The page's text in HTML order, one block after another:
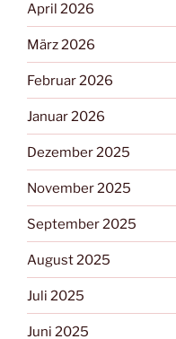
April 2026
März 2026
Februar 2026
Januar 2026
Dezember 2025
November 2025
September 2025
August 2025
Juli 2025
Juni 2025